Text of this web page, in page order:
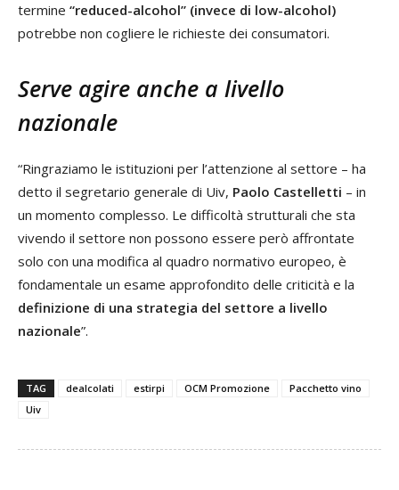
termine “reduced-alcohol” (invece di low-alcohol)
potrebbe non cogliere le richieste dei consumatori.
Serve agire anche a livello
nazionale
“Ringraziamo le istituzioni per l’attenzione al settore – ha
detto il segretario generale di Uiv, Paolo Castelletti – in
un momento complesso. Le difficoltà strutturali che sta
vivendo il settore non possono essere però affrontate
solo con una modifica al quadro normativo europeo, è
fondamentale un esame approfondito delle criticità e la
definizione di una strategia del settore a livello
nazionale”.
TAG dealcolati estirpi OCM Promozione
Pacchetto vino
Uiv